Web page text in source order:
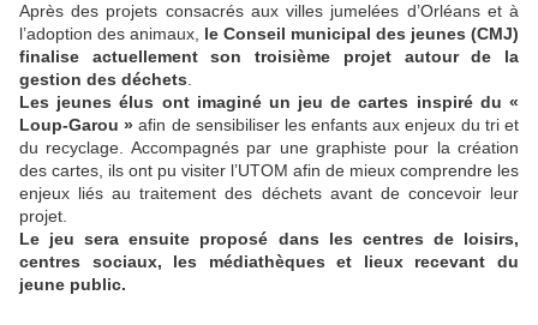
Après des projets consacrés aux villes jumelées d’Orléans et à
l’adoption des animaux, le Conseil municipal des jeunes (CMJ)
finalise actuellement son troisième projet autour de la
gestion des déchets
Les jeunes élus ont imaginé un jeu de cartes inspiré du «
Loup-Garou » afin de sensibiliser les enfants aux enjeux du tri et
du recyclage. Accompagnés par une graphiste pour la création
des cartes, ils ont pu visiter l’UTOM afin de mieux comprendre les
enjeux liés au traitement des déchets avant de concevoir leur
projet.
Le jeu sera ensuite proposé dans les centres de loisirs,
centres sociaux, les médiathèques et lieux recevant du
jeune public.